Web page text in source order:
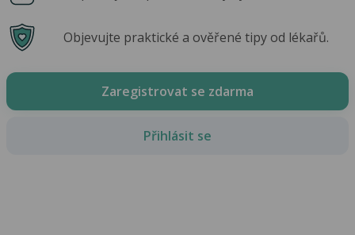
Objevujte praktické a ověřené tipy od lékařů.
Zaregistrovat se zdarma
Přihlásit se